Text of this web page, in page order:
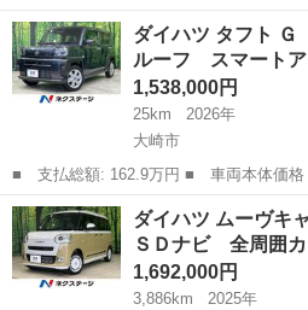
ー名： ダイハツ ■ 車種名： タント
ロス ＳＤナビ 全周囲カメラ 衝突軽
トヒータ...
宮城 大崎市 タント
ダイハツ タフト
ルーフ スマート
1,538,000円
25km
2026年
大崎市
■ 支払総額: 162.9万円 ■ 車両本体価格： 1,538,000 円 ■ メーカ
ー名： ダイハツ ■ 車種名： タフト
済未使用車 ガラスルーフ スマートア
ントロー...
宮城 大崎市 ダイハツ
ダイハツ ムーヴキ
ＳＤナビ 全周囲
1,692,000円
3,886km
2025年